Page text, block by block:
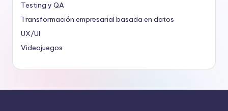
Testing y QA
Transformación empresarial basada en datos
UX/UI
Videojuegos